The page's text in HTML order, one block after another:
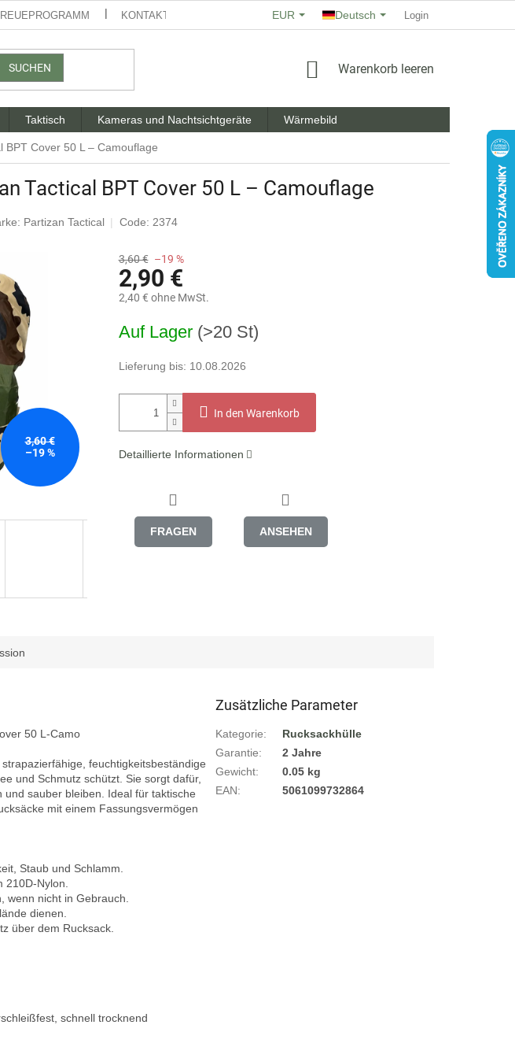
KONTAKTE GESCHÄFTSBEWERTUNG
EUR Deutsch Login
SUCHEN WARENKORB
Warenkorb leeren
Taktisch Kameras und Nachtsichtgeräte Wärmebild
BPT Cover 50 L – Camouflage
Tactical BPT Cover 50 L – Camouflage
Partizan Tactical Code: 2374
3,60 €
–19 %
3,60 € –19 %
2,90 €
2,40 € ohne MwSt.
Auf Lager (>20 St)
Lieferung bis: 10.08.2026
In den Warenkorb
Detaillierte Informationen
FRAGEN ANSEHEN
50 L-Camo
feuchtigkeitsbeständige
und Schmutz schützt. Sie sorgt dafür,
sauber bleiben. Ideal für taktische
mit einem Fassungsvermögen
Staub und Schlamm.
Nylon.
wenn nicht in Gebrauch.
dienen.
über dem Rucksack.
schnell trocknend
Zusätzliche Parameter
Kategorie:
Rucksackhülle
Garantie:
2 Jahre
Gewicht:
0.05 kg
EAN: 5061099732864